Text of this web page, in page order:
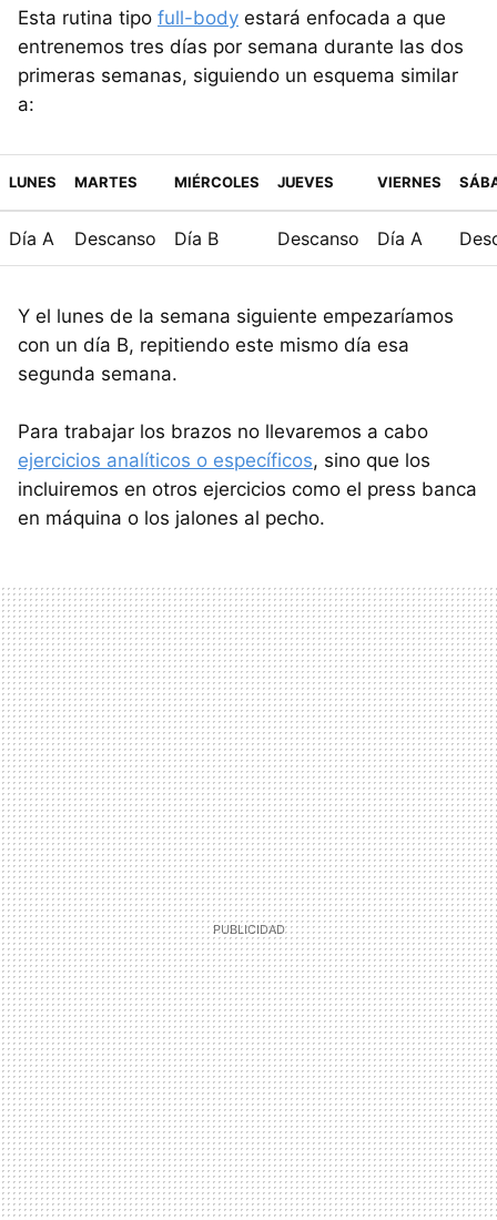
Esta rutina tipo full-body estará enfocada a que
entrenemos tres días por semana durante las dos
primeras semanas, siguiendo un esquema similar
a:
LUNES MARTES MIÉRCOLES JUEVES VIERNES
Día A Descanso Día B Descanso Día A
Y el lunes de la semana siguiente empezaríamos
con un día B, repitiendo este mismo día esa
segunda semana.
Para trabajar los brazos no llevaremos a cabo
ejercicios analíticos o específicos, sino que los
incluiremos en otros ejercicios como el press banca
en máquina o los jalones al pecho.